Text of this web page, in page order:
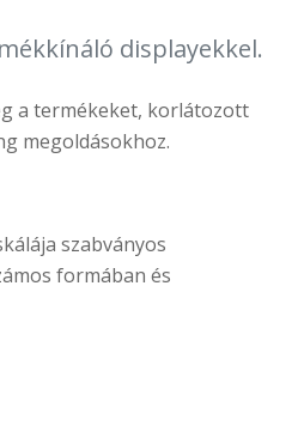
displayekkel.
a termékeket, korlátozott
megoldásokhoz.
szabványos
formában és